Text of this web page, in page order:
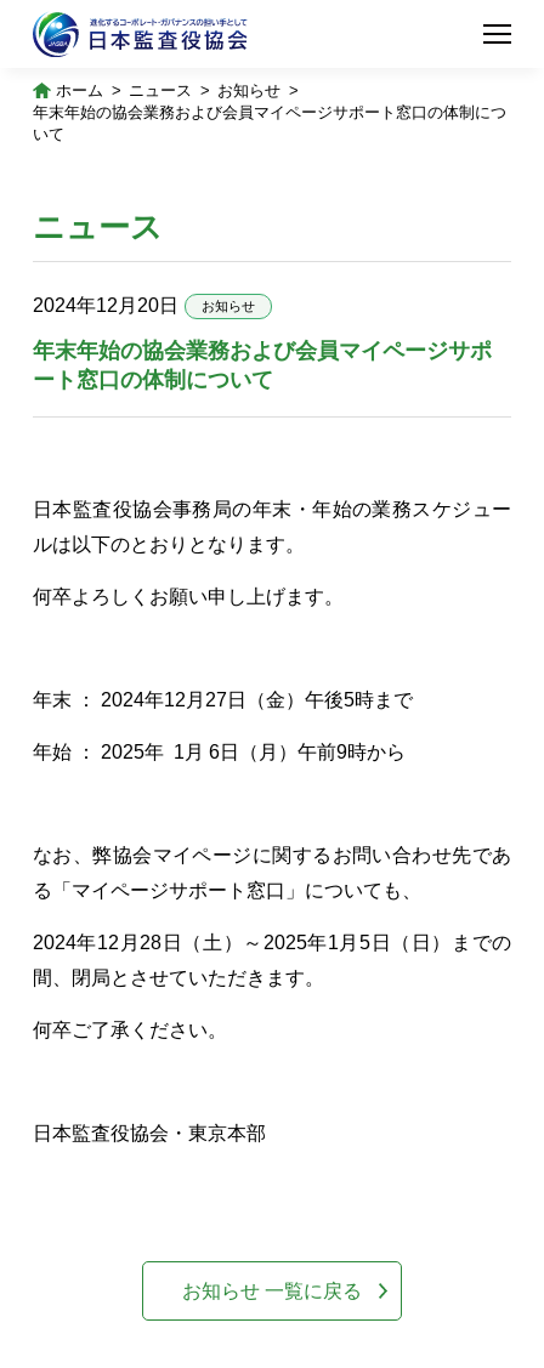
ホーム ニュース
お知らせ
年末年始の協会業務および会員マイページサポート窓口の体制につ
いて
ニュース
2024年12月20日 お知らせ
年末年始の協会業務および会員マイページサポ
ート窓口の体制について
日本監査役協会事務局の年末・年始の業務スケジュー
ルは以下のとおりとなります。
何卒よろしくお願い申し上げます。
年末 ： 2024年12月27日（金）午後5時まで
年始 ： 2025年 1月 6日（月）午前9時から
なお、弊協会マイページに関するお問い合わせ先であ
る「マイページサポート窓口」についても、
2024年12月28日（土）～2025年1月5日（日）までの
間、閉局とさせていただきます。
何卒ご了承ください。
日本監査役協会・東京本部
お知らせ 一覧に戻る